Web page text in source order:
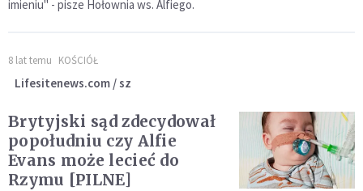
imieniu" - pisze Hołownia ws. Alfiego.
8 lat temu KOŚCIÓŁ
Lifesitenews.com / sz
Brytyjski sąd zdecydował
popołudniu czy Alfie
Evans może lecieć do
Rzymu [PILNE]